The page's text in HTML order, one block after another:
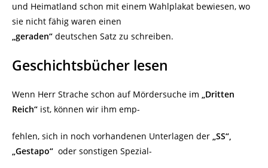
und Heimatland schon mit einem Wahlplakat bewiesen, wo
sie nicht fähig waren einen
„geraden“ deutschen Satz zu schreiben.
Geschichtsbücher lesen
Wenn Herr Strache schon auf Mördersuche im „Dritten
Reich“ ist, können wir ihm emp-
fehlen, sich in noch vorhandenen Unterlagen der „SS“,
„Gestapo“ oder sonstigen Spezial-